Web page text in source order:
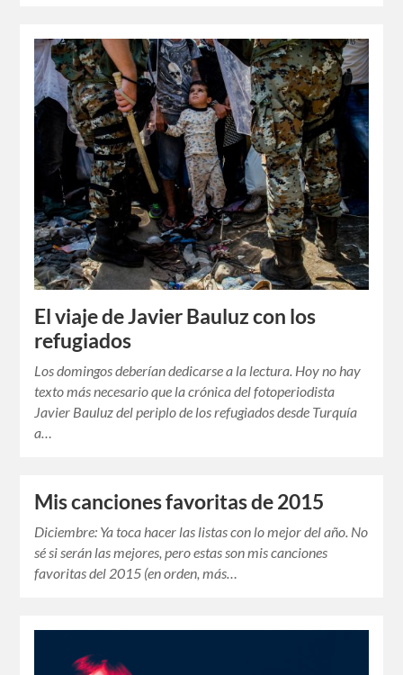
El viaje de Javier Bauluz con los
refugiados
Los domingos deberían dedicarse a la lectura. Hoy no hay
texto más necesario que la crónica del fotoperiodista
Javier Bauluz del periplo de los refugiados desde Turquía
a…
Mis canciones favoritas de 2015
Diciembre: Ya toca hacer las listas con lo mejor del año. No
sé si serán las mejores, pero estas son mis canciones
favoritas del 2015 (en orden, más…